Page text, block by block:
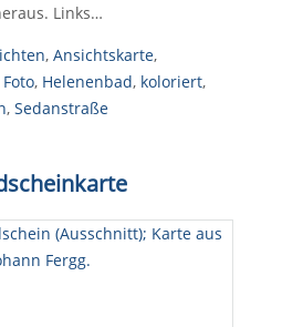
Links…
, Ansichtskarte,
Foto, Helenenbad, koloriert,
, Sedanstraße